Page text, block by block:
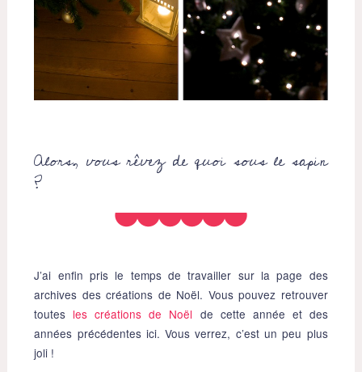
Alors, vous rêvez de quoi sous le sapin
?
J’ai enfin pris le temps de travailler sur la page des
archives des créations de Noël. Vous pouvez retrouver
toutes les créations de Noël de cette année et des
années précédentes ici. Vous verrez, c’est un peu plus
joli !